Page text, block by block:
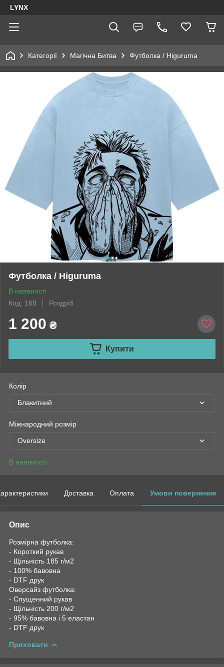
LYNX
Категорії Магічна Битва Футболка / Higuruma
Футболка / Higuruma
В наявності
Код: 168
Роздріб
1 200 ₴
Купити
Колір
Блакитний
Міжнародний розмір
Oversize
В наявності
Доставка Оплата Умови повернення
Опис
Розмірна футболка:
- Короткий рукав
- Щільність 185 г/м2
- 100% бавовна
- DTF друк
Оверсайз футболка:
- Спущенний рукав
- Щільність 200 г/м2
- 95% бавовна і 5 еластан
- DTF друк
Приховати